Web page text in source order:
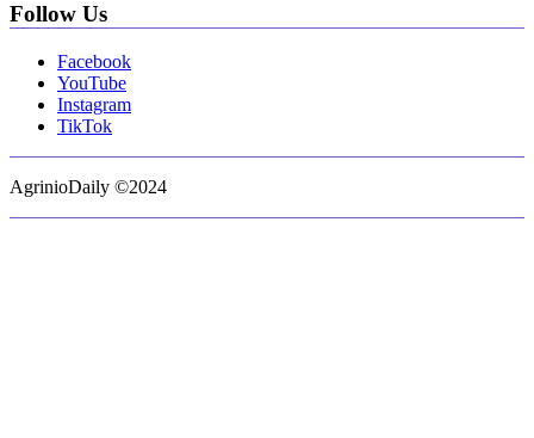
Follow Us
Facebook
YouTube
Instagram
TikTok
AgrinioDaily ©2024